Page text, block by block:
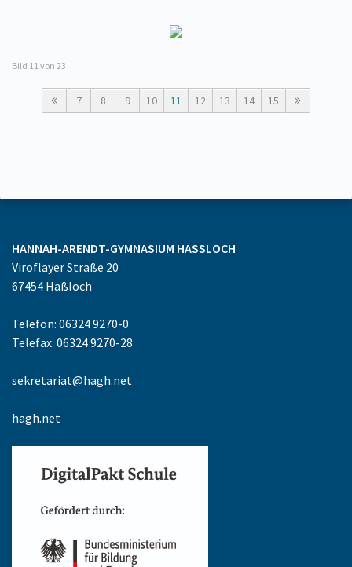
Bild 11von 23
7 8 9 10 11 12 13 14 15
HANNAH-ARENDT-GYMNASIUM HASSLOCH
Viroflayer Straße 20
67454 Haßloch
Telefon: 06324 9270-0
Telefax: 06324 9270-28
sekretariat@hagh.net
hagh.net